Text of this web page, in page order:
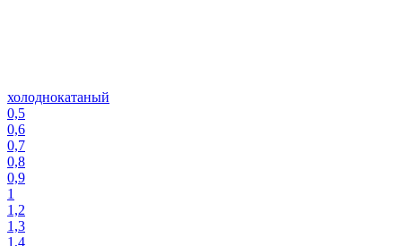
холоднокатаный
0,5
0,6
0,7
0,8
0,9
1
1,2
1,3
1,4